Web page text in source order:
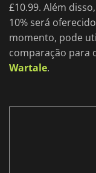
£10.99. Além
10% será
momento, pode
comparação para
Wartale.